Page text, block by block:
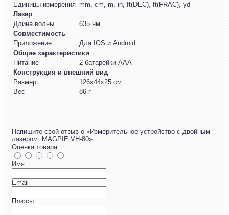
Единицы измерения mm, cm, m, in, ft(DEC), ft(FRAC), yd
Лазер
Длина волны
635 нм
Совместимость
Приложение
Для IOS и Android
Общие характеристики
Питание
2 батарейки ААА
Конструкция и внешний вид
Размер
126х44х25 см
Вес
86 г
Напишите свой отзыв о «Измерительное устройство с двойным
лазером. MAGPIE VH-80»
Оценка товара
Имя
Email
Плюсы